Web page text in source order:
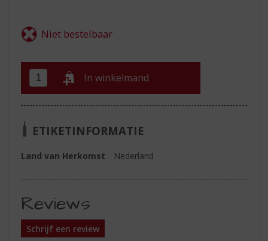
In winkelmand
ETIKETINFORMATIE
Land van Herkomst Nederland
Reviews
Schrijf een review